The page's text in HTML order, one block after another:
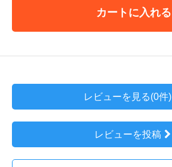
カートに入れる
レビューを見る(0件)
レビューを投稿